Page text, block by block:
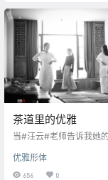
茶道里的优雅
当#汪云#老师告诉我她
两天的优雅主题课堂。从
进入身心优雅之行的习练
优雅形体
656 0